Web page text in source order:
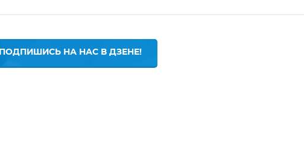
ПОДПИШИСЬ НА НАС В ДЗЕНЕ!